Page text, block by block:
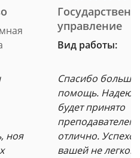
ноя
управление
Вид работы:
Спасибо
помощь.
будет принято
преподавателем
отлично.
вашей не легкой